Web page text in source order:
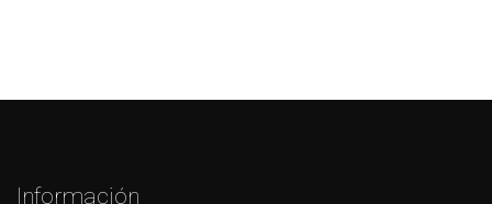
Información